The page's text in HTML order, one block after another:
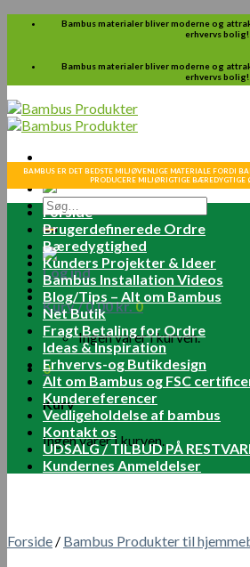
Skip
Bambus materialer bliver moderne og
erhvervs bolig!
Bambus materialer bliver moderne og
erhvervs bolig!
Søg
efter:
Log ind
Kurv /0.00kr.0
Ingen varer i kurven.
0
Kurv
Ingen varer i kurven.
BAMBUS ER DET BEDSTE MILJØVENLIGE MATERIALE FORDI
PRODUCERE MILJØRIGTIGE BÆREDYGTIGE
Forside
Brugerdefinerede Ordre
Bæredygtighed
Kunders Projekter & Ideer
Bambus Installation Videos
Blog/Tips – Alt om Bambus
Net Butik
Fragt Betaling for Ordre
Ideas & Inspiration
Erhvervs-og Butikdesign
Alt om Bambus og FSC
Kundereferencer
Vedligeholdelse af bambus
Kontakt os
UDSALG / TILBUD PÅ
Kundernes Anmeldelser
Forside / Bambus Produkter til